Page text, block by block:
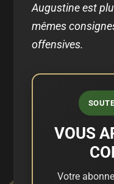
Augustine est
mêmes
offensives.
VOUS
Votre